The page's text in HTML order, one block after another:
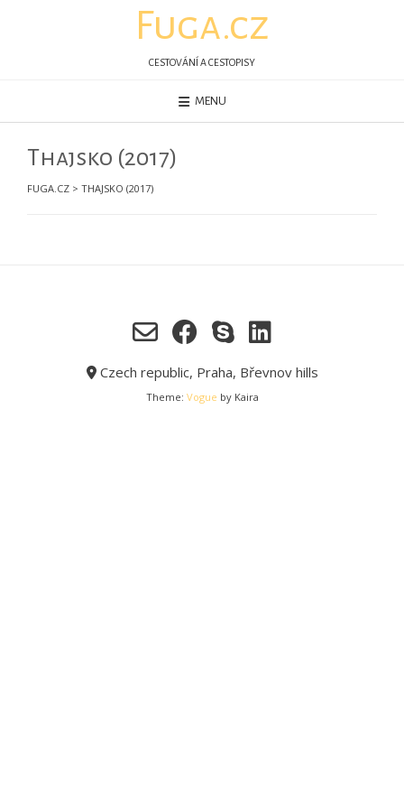
Fuga.cz
CESTOVÁNÍ A CESTOPISY
MENU
Thajsko (2017)
FUGA.CZ > THAJSKO (2017)
Czech republic, Praha, Břevnov hills
Theme: Vogue by Kaira